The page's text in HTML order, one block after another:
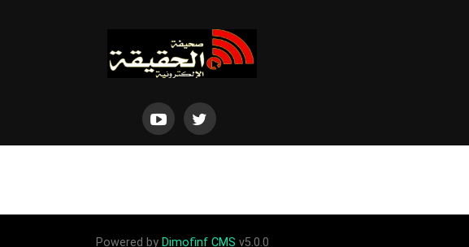
Powered by Dimofinf CMS v5.0.0